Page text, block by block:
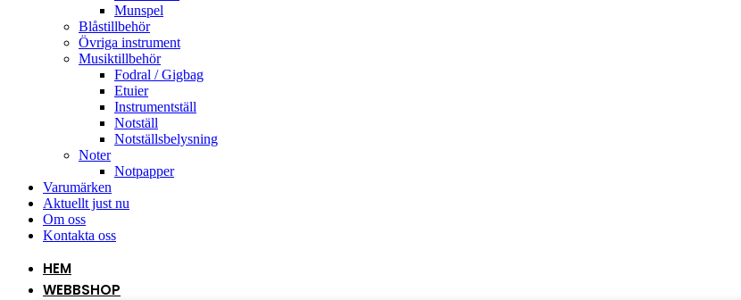
Munspel
Blåstillbehör
Övriga instrument
Musiktillbehör
Fodral / Gigbag
Etuier
Instrumentställ
Notställ
Notställsbelysning
Noter
Notpapper
Varumärken
Aktuellt just nu
Om oss
Kontakta oss
HEM
WEBBSHOP